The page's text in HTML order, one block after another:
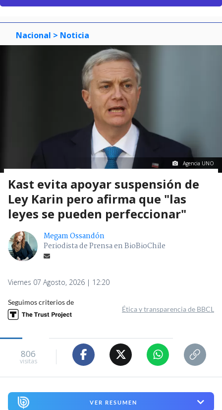
Nacional > Noticia
Agencia UNO
Kast evita apoyar suspensión de
Ley Karin pero afirma que "las
leyes se pueden perfeccionar"
Megam Ossandón
Periodista de Prensa en BioBioChile
Viernes 07 Agosto, 2026 | 12:20
Seguimos criterios de
Ética y transparencia de BBCL
806
visitas
VER RESUMEN